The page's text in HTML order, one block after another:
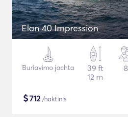
Elan 40 Impression
Buriavimo jachta
39 ft
12 m
8
$712/naktinis